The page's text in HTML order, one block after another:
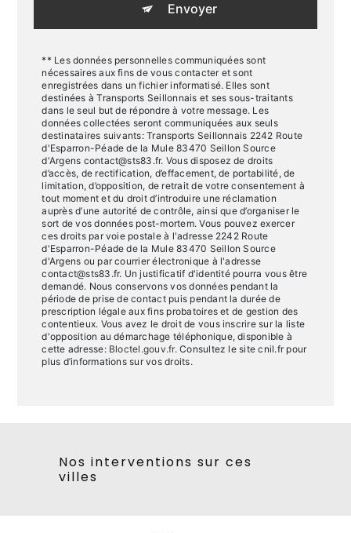
Envoyer
** Les données personnelles communiquées sont
nécessaires aux fins de vous contacter et sont
enregistrées dans un fichier informatisé. Elles sont
destinées à Transports Seillonnais et ses sous-traitants
dans le seul but de répondre à votre message. Les
données collectées seront communiquées aux seuls
destinataires suivants: Transports Seillonnais 2242 Route
d'Esparron-Péade de la Mule 83470 Seillon Source
d'Argens contact@sts83.fr. Vous disposez de droits
d’accès, de rectification, d’effacement, de portabilité, de
limitation, d’opposition, de retrait de votre consentement à
tout moment et du droit d’introduire une réclamation
auprès d’une autorité de contrôle, ainsi que d’organiser le
sort de vos données post-mortem. Vous pouvez exercer
ces droits par voie postale à l'adresse 2242 Route
d'Esparron-Péade de la Mule 83470 Seillon Source
d'Argens ou par courrier électronique à l'adresse
contact@sts83.fr. Un justificatif d'identité pourra vous être
demandé. Nous conservons vos données pendant la
période de prise de contact puis pendant la durée de
prescription légale aux fins probatoires et de gestion des
contentieux. Vous avez le droit de vous inscrire sur la liste
d'opposition au démarchage téléphonique, disponible à
cette adresse: Bloctel.gouv.fr. Consultez le site cnil.fr pour
plus d’informations sur vos droits.
Nos interventions sur ces
villes